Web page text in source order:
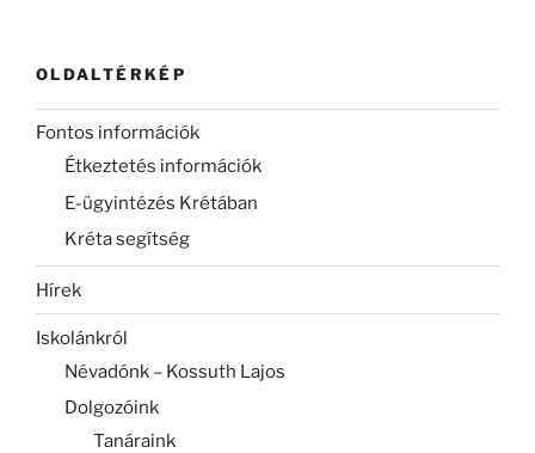
OLDALTÉRKÉP
Fontos információk
Étkeztetés információk
E-ügyintézés Krétában
Kréta segítség
Hírek
Iskolánkról
Névadónk – Kossuth Lajos
Dolgozóink
Tanáraink